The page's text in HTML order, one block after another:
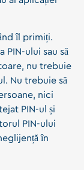
îl primiți.
PIN-ului sau să
nu trebuie
Nu trebuie să
nici
PIN-ul și
PIN-ului
în